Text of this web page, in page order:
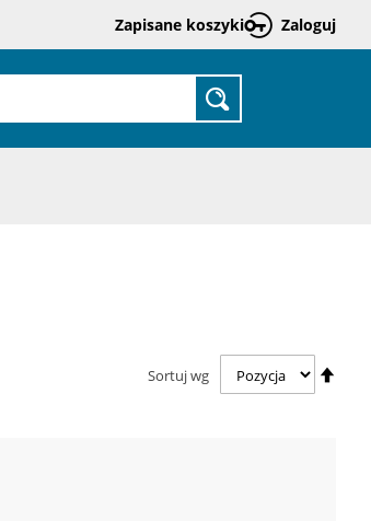
Zaloguj
Zapisane koszyki
do
Sortuj wg